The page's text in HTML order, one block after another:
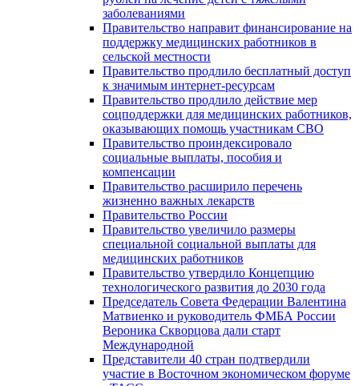
заболеваниями
Правительство направит финансирование на
поддержку медицинских работников в
сельской местности
Правительство продлило бесплатный доступ
к значимым интернет-ресурсам
Правительство продлило действие мер
соцподдержки для медицинских работников,
оказывающих помощь участникам СВО
Правительство проиндексировало
социальные выплаты, пособия и
компенсации
Правительство расширило перечень
жизненно важных лекарств
Правительство России
Правительство увеличило размеры
специальной социальной выплаты для
медицинских работников
Правительство утвердило Концепцию
технологического развития до 2030 года
Председатель Совета Федерации Валентина
Матвиенко и руководитель ФМБА России
Вероника Скворцова дали старт
Международной
Представители 40 стран подтвердили
участие в Восточном экономическом форуме